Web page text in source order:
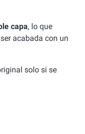
capa, lo que
acabada con un
solo si se